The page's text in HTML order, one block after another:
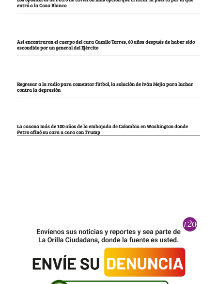
entró a la Casa Blanca
Así encontraron el cuerpo del cura Camilo Torres, 60 años después de haber sido
escondido por un general del Ejército
Regresar a la radio para comentar fútbol, la solución de Iván Mejía para luchar
contra la depresión
La casona más de 100 años de la embajada de Colombia en Washington donde
Petro afinó su cara a cara con Trump